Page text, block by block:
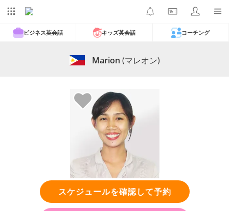
ビジネス英会話 キッズ英会話 コーチング
Marion (マレオン)
スケジュールを確認して予約